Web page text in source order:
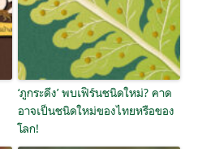
‘ภูกระดึง’ พบเฟิร์นชนิดใหม่? คาด
อาจเป็นชนิดใหม่ของไทยหรือของ
โลก!